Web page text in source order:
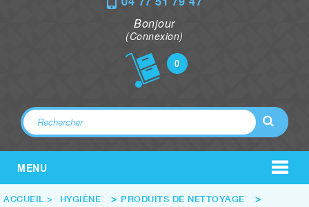
Bonjour
(Connexion)
0
MENU
ACCUEIL > HYGIÈNE > PRODUITS DE NETTOYAGE
>